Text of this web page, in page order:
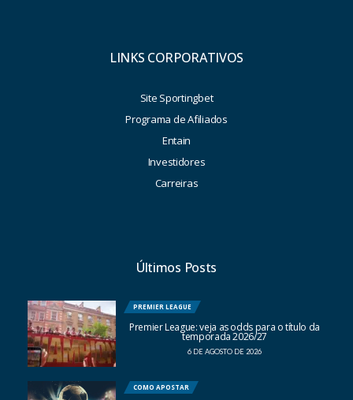
LINKS CORPORATIVOS
Site Sportingbet
Programa de Afiliados
Entain
Investidores
Carreiras
Últimos Posts
PREMIER LEAGUE
Premier League: veja as odds para o título da
temporada 2026/27
6 DE AGOSTO DE 2026
COMO APOSTAR